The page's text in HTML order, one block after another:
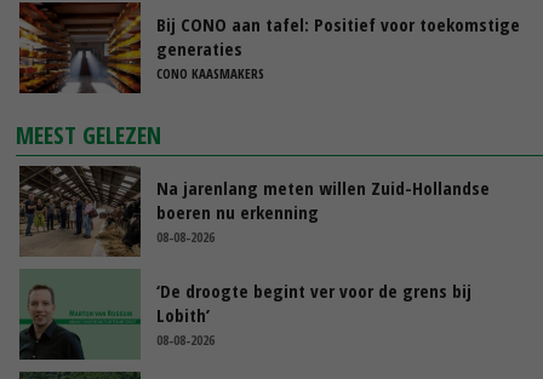
Bij CONO aan tafel: Positief voor toekomstige
generaties
CONO KAASMAKERS
MEEST GELEZEN
Na jarenlang meten willen Zuid-Hollandse
boeren nu erkenning
08-08-2026
‘De droogte begint ver voor de grens bij
Lobith’
08-08-2026